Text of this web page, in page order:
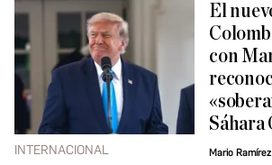
INTERNACIONAL
El
con
Sáhara
Mario